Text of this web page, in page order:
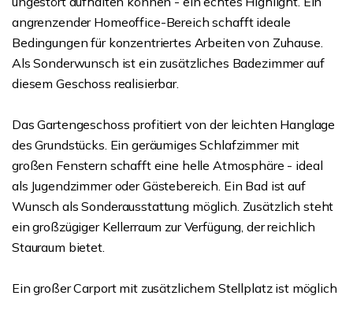
angrenzender Homeoffice-Bereich schafft ideale
Bedingungen für konzentriertes Arbeiten von Zuhause.
Als Sonderwunsch ist ein zusätzliches Badezimmer auf
diesem Geschoss realisierbar.
Das Gartengeschoss profitiert von der leichten Hanglage
des Grundstücks. Ein geräumiges Schlafzimmer mit
großen Fenstern schafft eine helle Atmosphäre - ideal
als Jugendzimmer oder Gästebereich. Ein Bad ist auf
Wunsch als Sonderausstattung möglich. Zusätzlich steht
ein großzügiger Kellerraum zur Verfügung, der reichlich
Stauraum bietet.
Ein großer Carport mit zusätzlichem Stellplatz ist möglich